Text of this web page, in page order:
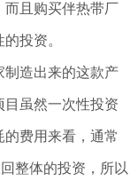
且购买伴热带厂
投资。
造出来的这款产
虽然一次性投资
费用来看，通常
整体的投资，所以